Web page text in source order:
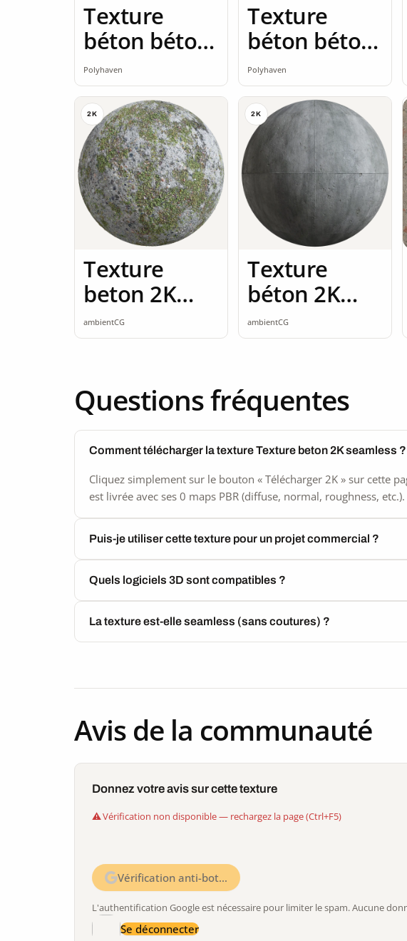
Texture
béton béton
brut 2K
Polyhaven
Texture
béton béton
brut 2K
Polyhaven
2K
Texture
beton 2K
seamless
ambientCG
2K
Texture
béton 2K
seamless
ambientCG
Questions fréquentes
Comment télécharger la texture Texture beton 2K seamless ?
Cliquez simplement sur le bouton « Télécharger 2K » sur cette
est livrée avec ses 0 maps PBR (diffuse, normal, roughness, etc.).
Puis-je utiliser cette texture pour un projet commercial ?
Quels logiciels 3D sont compatibles ?
La texture est-elle seamless (sans coutures) ?
Avis de la communauté
Donnez votre avis sur cette texture
Vérification non disponible — rechargez la page (Ctrl+F5)
Vérification anti-bot…
L'authentification Google est nécessaire pour limiter le spam. Aucune
Se déconnecter